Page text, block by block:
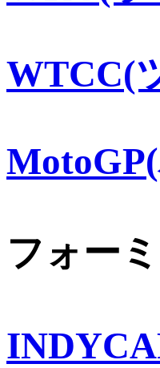
WTCC(
フォー